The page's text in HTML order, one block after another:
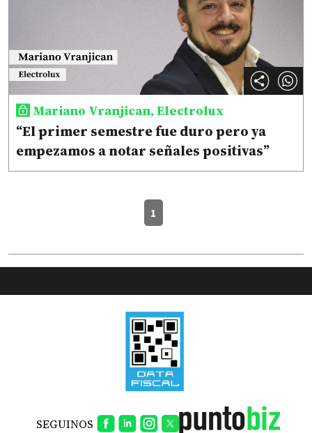
Mariano Vranjican, Electrolux
“El primer semestre fue duro pero ya
empezamos a notar señales positivas”
1
SEGUINOS